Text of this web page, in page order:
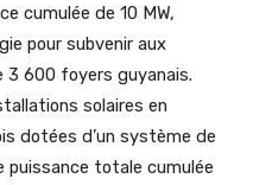
cumulée de 10 MW,
pour subvenir aux
3 600 foyers guyanais.
solaires en
dotées d’un système de
puissance totale cumulée